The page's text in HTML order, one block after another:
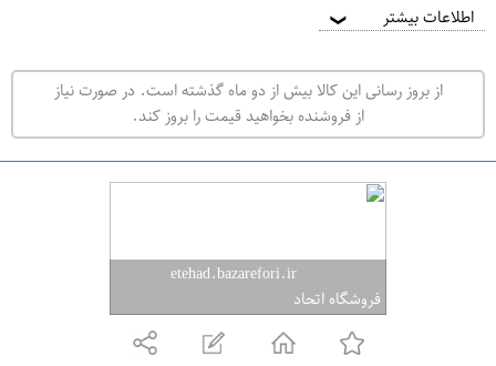
ت
ه
ر
ا
اطلاعات بیشتر ❯
از بروز رسانی این کالا بیش از دو ماه گذشته است. در صورت نیاز
از فروشنده بخواهید قیمت را بروز کند.
etehad.bazarefori.ir
فروشگاه اتحاد